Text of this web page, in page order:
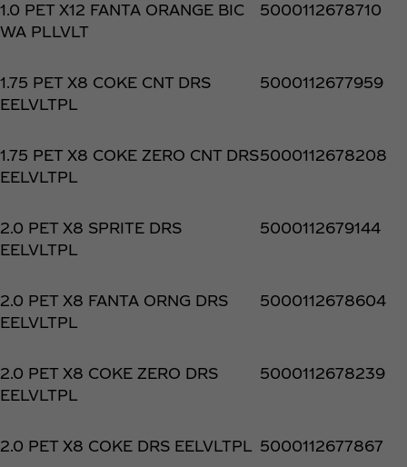
1.0 PET X12 FANTA ORANGE BIC
WA PLLVLT
5000112678710
1.75 PET X8 COKE CNT DRS
EELVLTPL
5000112677959
1.75 PET X8 COKE ZERO CNT DRS
EELVLTPL
5000112678208
2.0 PET X8 SPRITE DRS
EELVLTPL
5000112679144
2.0 PET X8 FANTA ORNG DRS
EELVLTPL
5000112678604
2.0 PET X8 COKE ZERO DRS
EELVLTPL
5000112678239
2.0 PET X8 COKE DRS EELVLTPL 5000112677867